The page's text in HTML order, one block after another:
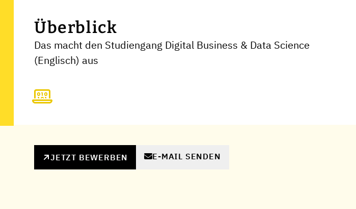
Überblick
Das macht den Studiengang Digital Business & Data Science
(Englisch) aus
JETZT BEWERBEN E-MAIL SENDEN